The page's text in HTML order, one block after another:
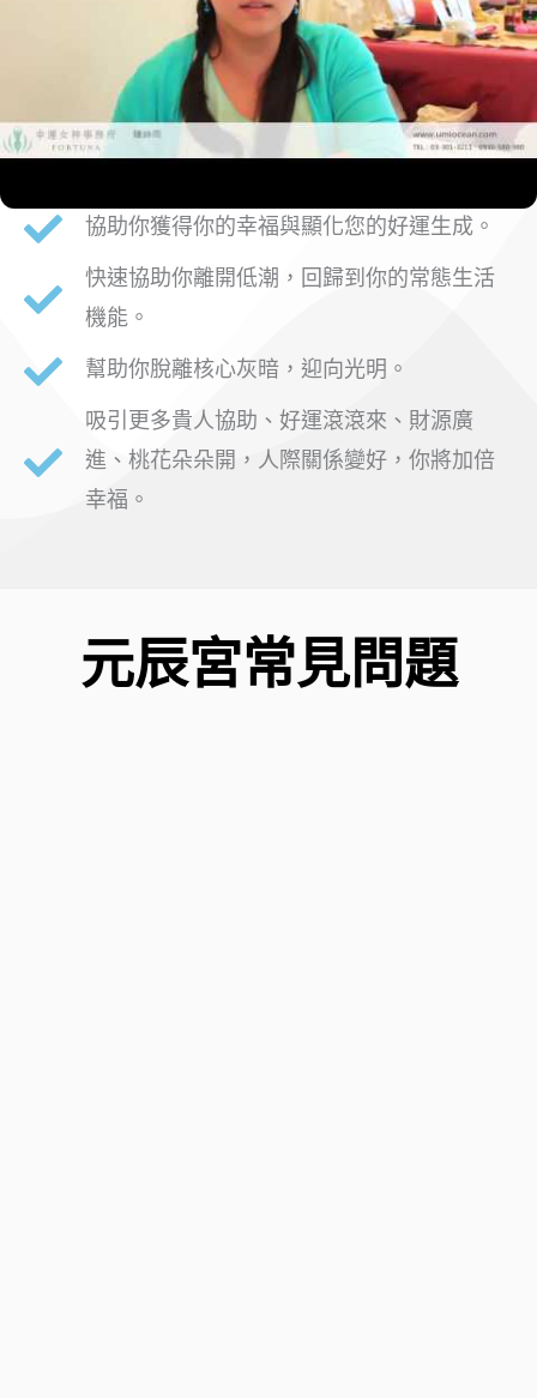
協助你獲得你的幸福與顯化您的好運生成。
快速協助你離開低潮，回歸到你的常態生活
機能。
幫助你脫離核心灰暗，迎向光明。
吸引更多貴人協助、好運滾滾來、財源廣
進、桃花朵朵開，人際關係變好，你將加倍
幸福。
元辰宮常見問題